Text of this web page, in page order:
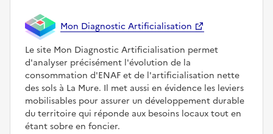
Mon Diagnostic Artificialisation
Le site Mon Diagnostic Artificialisation permet
d'analyser précisément l'évolution de la
consommation d'ENAF et de l'artificialisation nette
des sols à La Mure. Il met aussi en évidence les leviers
mobilisables pour assurer un développement durable
du territoire qui réponde aux besoins locaux tout en
étant sobre en foncier.